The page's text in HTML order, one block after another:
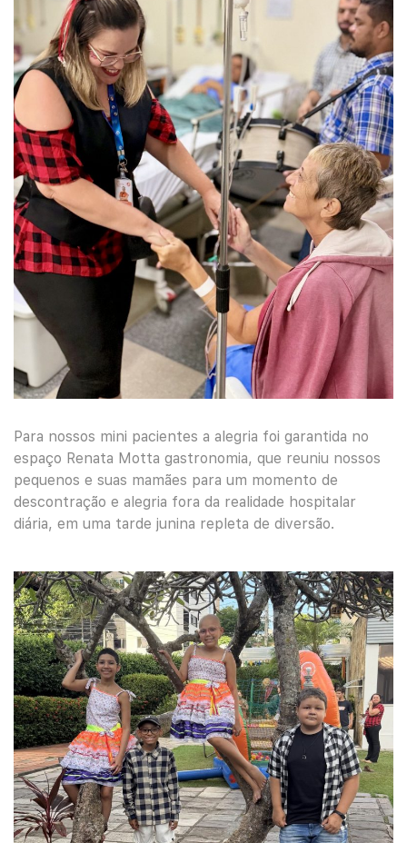
Para nossos mini pacientes a alegria foi garantida no
espaço Renata Motta gastronomia, que reuniu nossos
pequenos e suas mamães para um momento de
descontração e alegria fora da realidade hospitalar
diária, em uma tarde junina repleta de diversão.